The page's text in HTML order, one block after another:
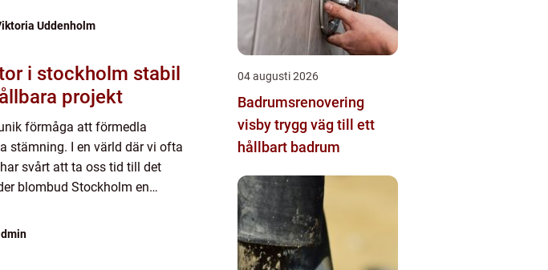
Uddenholm
stockholm stabil
projekt
förmåga att förmedla
stämning. I en värld där vi ofta
svårt att ta oss tid till det
blombud Stockholm en
04 augusti 2026
Badrumsrenovering
visby trygg väg till ett
hållbart badrum